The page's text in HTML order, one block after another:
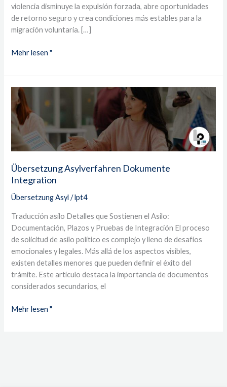
violencia disminuye la expulsión forzada, abre oportunidades
de retorno seguro y crea condiciones más estables para la
migración voluntaria. […]
Mehr lesen "
Übersetzung Asylverfahren Dokumente
Integration
Übersetzung Asyl /lpt4
Traducción asilo Detalles que Sostienen el Asilo:
Documentación, Plazos y Pruebas de Integración El proceso
de solicitud de asilo político es complejo y lleno de desafíos
emocionales y legales. Más allá de los aspectos visibles,
existen detalles menores que pueden definir el éxito del
trámite. Este artículo destaca la importancia de documentos
considerados secundarios, el
Übersetzung
Asylverfahren
Dokumente
Integration
Mehr lesen "